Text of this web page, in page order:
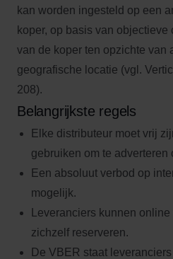
kan worden ingesteld op een
koper, op basis van objectieve
van de koper ten opzichte van
geografische locatie (vgl.
208).
Belangrijkste regels
Elke distributeur moet vrij
gebruiken om te adverteren
Een absoluut verbod op
mogelijk.
Leveranciers kunnen
zichzelf reserveren.
De VBER staat